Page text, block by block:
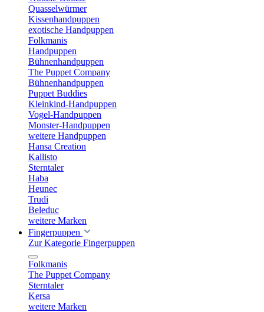
Quasselwürmer
Kissenhandpuppen
exotische Handpuppen
Folkmanis
Handpuppen
Bühnenhandpuppen
The Puppet Company
Bühnenhandpuppen
Puppet Buddies
Kleinkind-Handpuppen
Vogel-Handpuppen
Monster-Handpuppen
weitere Handpuppen
Hansa Creation
Kallisto
Sterntaler
Haba
Heunec
Trudi
Beleduc
weitere Marken
Fingerpuppen
Zur Kategorie Fingerpuppen
Folkmanis
The Puppet Company
Sterntaler
Kersa
weitere Marken